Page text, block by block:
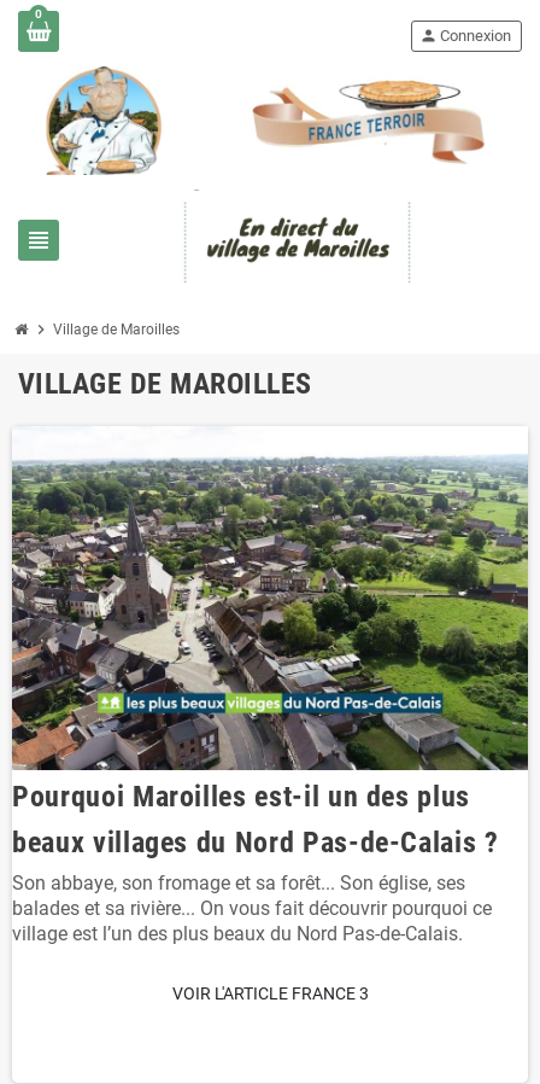
0
view_headline
person Connexion
chevron_right Village de Maroilles
VILLAGE DE MAROILLES
Pourquoi Maroilles est-il un des plus
beaux villages du Nord Pas-de-Calais ?
Son abbaye, son fromage et sa forêt... Son église, ses
balades et sa rivière... On vous fait découvrir pourquoi ce
village est l’un des plus beaux du Nord Pas-de-Calais.
VOIR L'ARTICLE FRANCE 3